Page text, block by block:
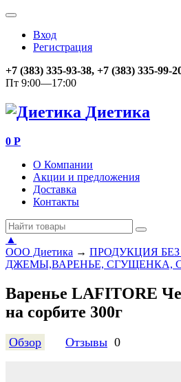
Вход
Регистрация
+7 (383) 335-93-38, +7 (383) 335-99-
Пт 9:00—17:00
Диетика
0 Р
О Компании
Акции и предложения
Доставка
Контакты
▲
ООО Диетика → ПРОДУКЦИЯ
ДЖЕМЫ,ВАРЕНЬЕ, СГУЩЕНКА,
Варенье LAFITORE
на сорбите 300г
Обзор Отзывы 0